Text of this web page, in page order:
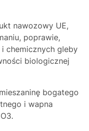
nawozowy UE,
poprawie,
chemicznych gleby
biologicznej
bogatego
i wapna
3.